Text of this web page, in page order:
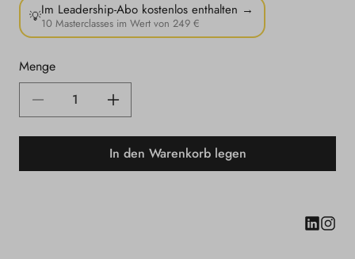
💡Im Leadership-Abo kostenlos enthalten →
10 Masterclasses im Wert von 249 €
Menge
Verringere
die
Erhöhe
die
Menge
In den Warenkorb legen